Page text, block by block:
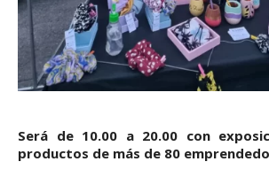
Será de 10.00 a 20.00 con
productos de más de 80